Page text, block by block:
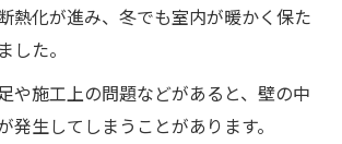
熱化が進み、冬でも室内が暖かく保た
した。
や施工上の問題などがあると、壁の中
発生してしまうことがあります。